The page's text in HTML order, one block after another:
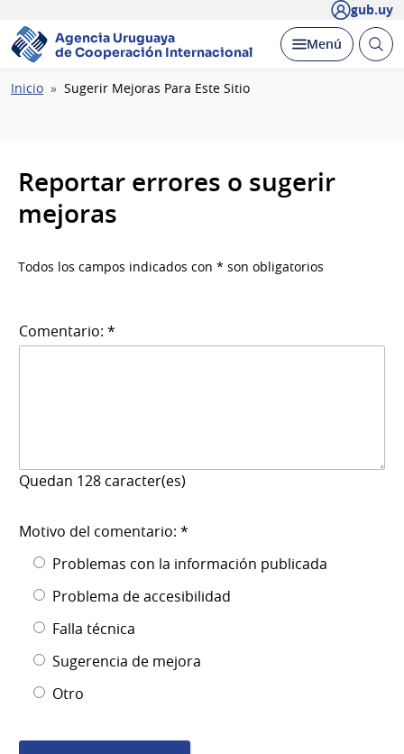
gub.uy
Agencia Uruguaya
de Cooperación Internacional
Desplegar
Menú Abrir
Ruta
Inicio Sugerir Mejoras Para Este Sitio
Reportar errores o sugerir
mejoras
Todos los campos indicados con * son obligatorios
Comentario: *
Quedan 128 caracter(es)
Motivo del comentario: *
Problemas con la información publicada
Problema de accesibilidad
Falla técnica
Sugerencia de mejora
Otro